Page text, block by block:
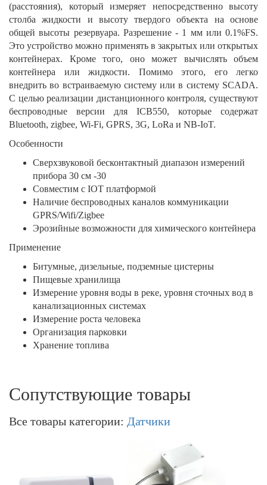
(расстояния), который измеряет непосредственно высоту
столба жидкости и высоту твердого объекта на основе
общей высоты резервуара. Разрешение - 1 мм или 0.1%FS.
Это устройство можно применять в закрытых или открытых
контейнерах. Кроме того, оно может вычислять объем
контейнера или жидкости. Помимо этого, его легко
внедрить во встраиваемую систему или в систему SCADA.
С целью реализации дистанционного контроля, существуют
беспроводные версии для ICB550, которые содержат
Bluetooth, zigbee, Wi-Fi, GPRS, 3G, LoRa и NB-IoT.
Особенности
Сверхзвуковой бесконтактный диапазон измерений
прибора 30 см -30
Совместим с IOT платформой
Наличие беспроводных каналов коммуникации
GPRS/Wifi/Zigbee
Эрозийные возможности для химического контейнера
Применение
Битумные, дизельные, подземные цистерны
Пищевые хранилища
Измерение уровня воды в реке, уровня сточных вод в
канализационных системах
Измерение роста человека
Организация парковки
Хранение топлива
Сопутствующие товары
Все товары категории: Датчики